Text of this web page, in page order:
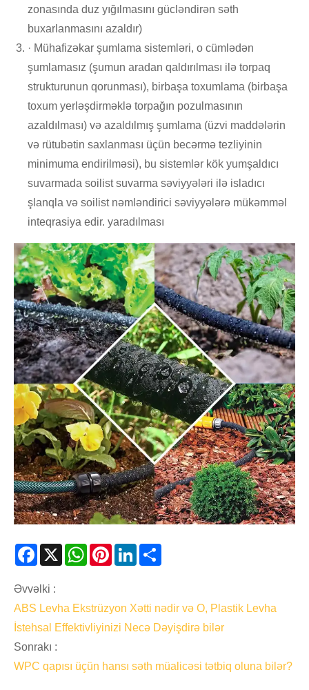
zonasında duz yığılmasını gücləndirən səth
buxarlanmasını azaldır)
· Mühafizəkar şumlama sistemləri, o cümlədən
şumlamasız (şumun aradan qaldırılması ilə torpaq
strukturunun qorunması), birbaşa toxumlama (birbaşa
toxum yerləşdirməklə torpağın pozulmasının
azaldılması) və azaldılmış şumlama (üzvi maddələrin
və rütubətin saxlanması üçün becərmə tezliyinin
minimuma endirilməsi), bu sistemlər kök yumşaldıcı
suvarmada soilist suvarma səviyyələri ilə isladıcı
şlanqla və soilist nəmləndirici səviyyələrə mükəmməl
inteqrasiya edir. yaradılması
Facebook
X WhatsAppPinterestLinkedIn
Əvvəlki :
ABS Levha Ekstrüzyon Xətti nədir və O, Plastik Levha
İstehsal Effektivliyinizi Necə Dəyişdirə bilər
Sonrakı :
WPC qapısı üçün hansı səth müalicəsi tətbiq oluna bilər?